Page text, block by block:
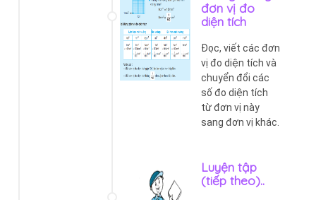
đơn vị đo
diện tích
Đọc, viết các đơn
vị đo diện tích và
chuyển đổi các
số đo diện tích
từ đơn vị này
sang đơn vị khác.
Luyện tập
(tiếp theo)..